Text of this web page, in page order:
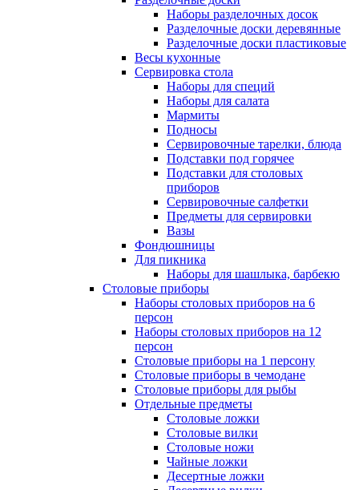
Наборы разделочных досок
Разделочные доски деревянные
Разделочные доски пластиковые
Весы кухонные
Сервировка стола
Наборы для специй
Наборы для салата
Мармиты
Подносы
Сервировочные тарелки, блюда
Подставки под горячее
Подставки для столовых
приборов
Сервировочные салфетки
Предметы для сервировки
Вазы
Фондюшницы
Для пикника
Наборы для шашлыка, барбекю
Столовые приборы
Наборы столовых приборов на 6
персон
Наборы столовых приборов на 12
персон
Столовые приборы на 1 персону
Столовые приборы в чемодане
Столовые приборы для рыбы
Отдельные предметы
Столовые ложки
Столовые вилки
Столовые ножи
Чайные ложки
Десертные ложки